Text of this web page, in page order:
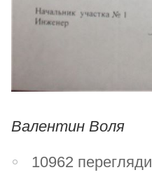
Валентин Воля
10962 перегляди